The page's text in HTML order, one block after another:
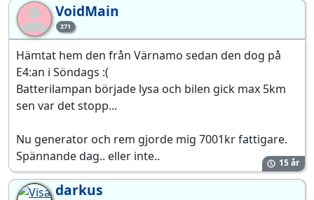
Vo 271
VoidMain
Hämtat hem den från Värnamo sedan den dog på
E4:an i Söndags :(
Batterilampan började lysa och bilen gick max 5km
sen var det stopp...
Nu generator och rem gjorde mig 7001kr fattigare.
Spännande dag.. eller inte..
15 år
darkus